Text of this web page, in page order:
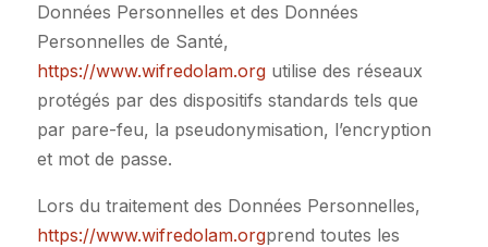
Données Personnelles et des Données
Personnelles de Santé,
https://www.wifredolam.orgutilise des réseaux
protégés par des dispositifs standards tels que
par pare-feu, la pseudonymisation, l’encryption
et mot de passe.
Lors du traitement des Données Personnelles,
https://www.wifredolam.orgprend toutes les